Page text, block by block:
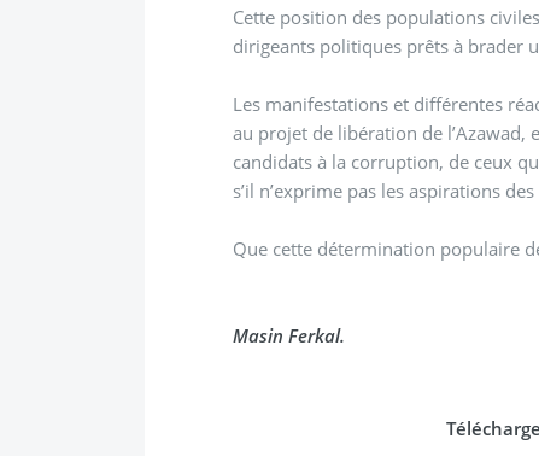
Cette position des populations
dirigeants politiques prêts à brader
Les manifestations et différentes
au projet de libération de l’Azawad,
candidats à la corruption, de ceux
s’il n’exprime pas les aspirations
Que cette détermination populaire
Masin Ferkal.